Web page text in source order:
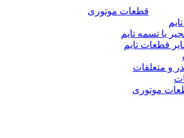
قطعات موتوری
یا تسمه تایم
قطعات تایم
و متعلقات
موتوری